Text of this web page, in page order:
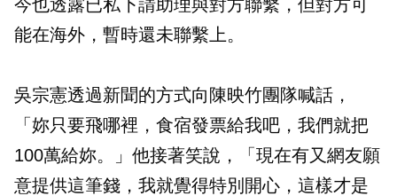
今也透露已私下請助理與對方聯繫，但對方可
能在海外，暫時還未聯繫上。
吳宗憲透過新聞的方式向陳映竹團隊喊話，
「妳只要飛哪裡，食宿發票給我吧，我們就把
100萬給妳。」他接著笑說，「現在有又網友願
意提供這筆錢，我就覺得特別開心，這樣才是